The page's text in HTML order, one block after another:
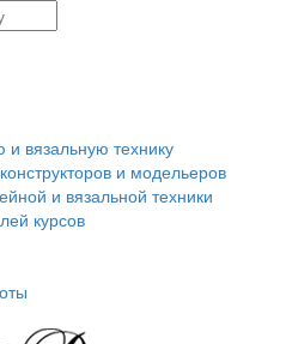
вязальную технику
и модельеров
и вязальной техники
курсов